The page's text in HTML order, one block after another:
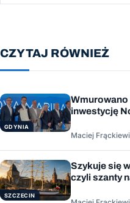
CZYTAJ RÓWNIEŻ
GDYNIA
Wmurowano
inwestycję
Maciej
SZCZECIN
Szykuje się
czyli szanty